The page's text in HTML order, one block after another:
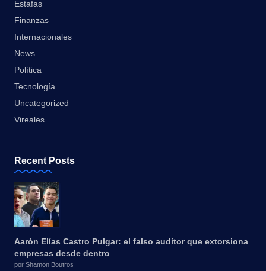
Estafas
Finanzas
Internacionales
News
Política
Tecnología
Uncategorized
Vireales
Recent Posts
Aarón Elías Castro Pulgar: el falso auditor que extorsiona
empresas desde dentro
por Shamon Boutros